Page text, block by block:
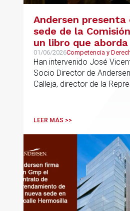
Andersen presenta
sede de la
un libro que
de soberanía y la
del Derecho de la
constituciones
01/06/2026Competencia y
Han intervenido José
Socio Director de
Calleja, director de la
jurídico y académico
LEER MÁS >>